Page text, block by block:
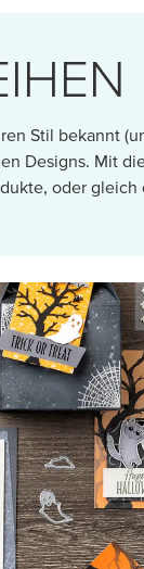
Stil bekannt
Designs. Mit
oder